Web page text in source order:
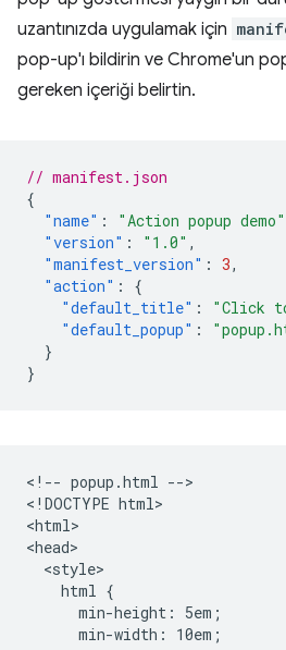
uzantınızda uygulamak için
pop-up'ı bildirin ve Chrome'un
gereken içeriği belirtin.
// manifest.json
{
"name" : "Action popup demo"
"version" : "1.0" ,
"manifest_version" : 3,
"action" :
{
"default_title" : "Click
"default_popup" :
}
}
<!-- popup.html -->
<!DOCTYPE html>
<html>
<head>
  <style>
    html {
      min-height: 5em;
      min-width: 10em;